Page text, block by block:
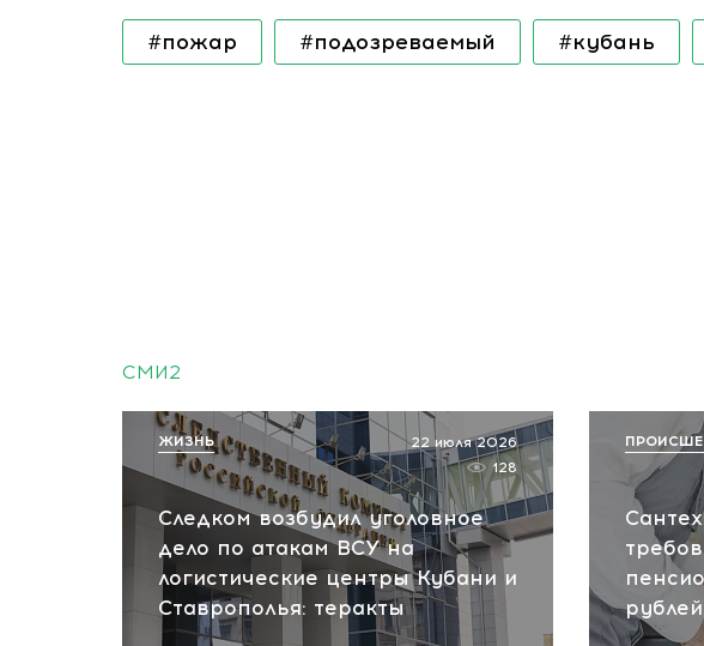
#пожар #подозреваемый #кубань
СМИ2
Следком возбудил уголовное
дело по атакам ВСУ на
логистические центры Кубани и
Ставрополья: теракты
22 июля 2026
128
ЖИЗНЬ